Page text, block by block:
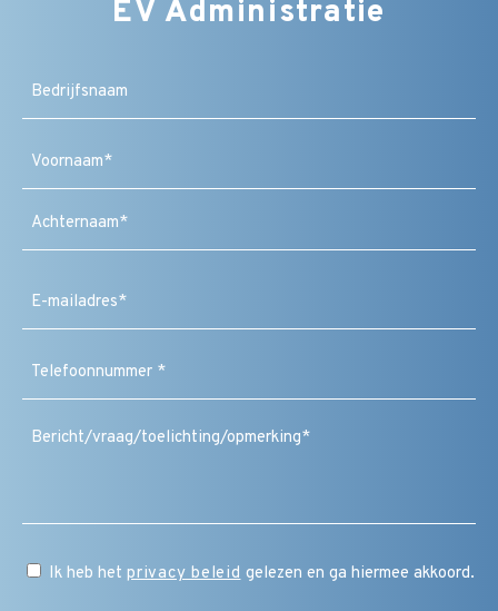
EV Administratie
(Vereist)
Bericht
/
opmerking
(Vereist)
Instemming
Ik heb het privacy beleidgelezen en ga hiermee akkoord.